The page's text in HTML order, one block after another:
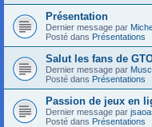
Présentation
Dernier message par
Posté dans Présentations
Salut les fans de
Dernier message par
Posté dans Présentations
Passion de jeux en
Dernier message par
Posté dans Présentations